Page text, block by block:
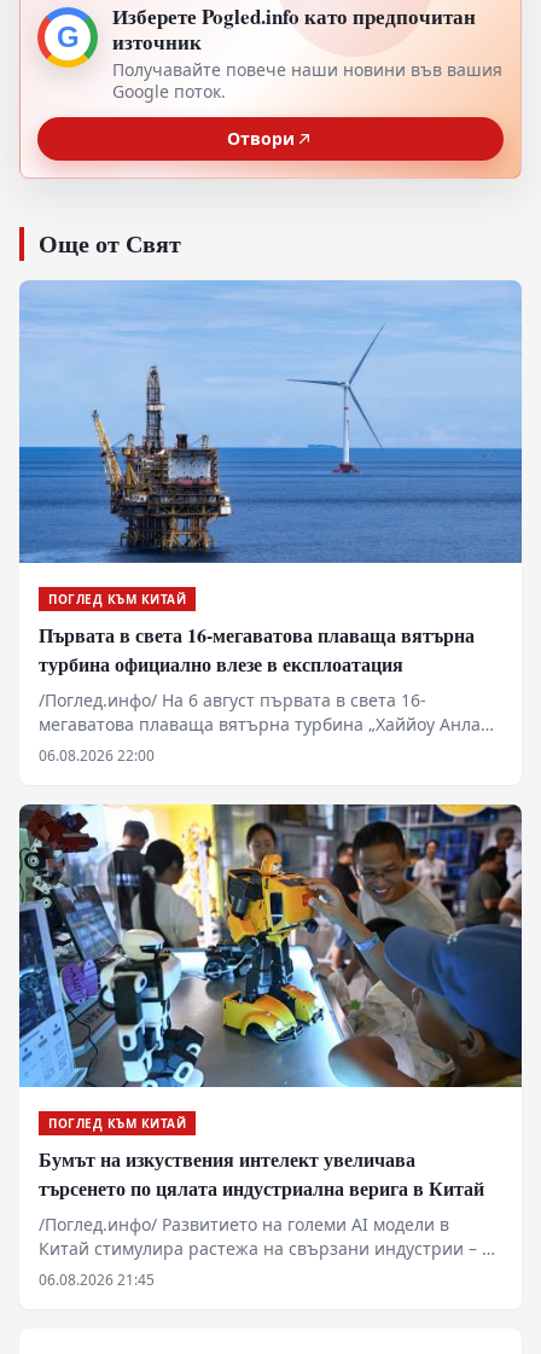
G
Изберете Pogled.info като предпочитан
източник
Получавайте повече наши новини във вашия
Google поток.
Отвори
Още от Свят
ПОГЛЕД КЪМ КИТАЙ
Първата в света 16-мегаватова плаваща вятърна
турбина официално влезе в експлоатация
/Поглед.инфо/ На 6 август първата в света 16-
мегаватова плаваща вятърна турбина „Хаййоу Анлан“
беше включена към електропреносната мрежа на
06.08.2026 22:00
ПОГЛЕД КЪМ КИТАЙ
Бумът на изкуствения интелект увеличава
търсенето по цялата индустриална верига в Китай
/Поглед.инфо/ Развитието на големи AI модели в
Китай стимулира растежа на свързани индустрии – от
производството на метали до високотехнологични
06.08.2026 21:45